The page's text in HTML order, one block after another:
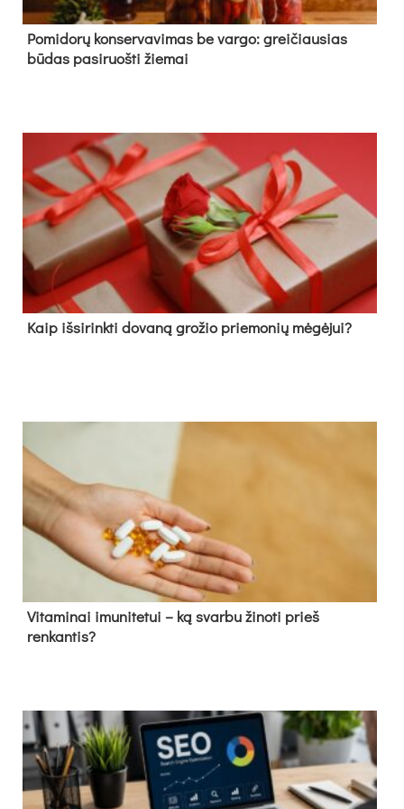
Pomidorų konservavimas be vargo: greičiausias
būdas pasiruošti žiemai
Kaip išsirinkti dovaną grožio priemonių mėgėjui?
Vitaminai imunitetui – ką svarbu žinoti prieš
renkantis?